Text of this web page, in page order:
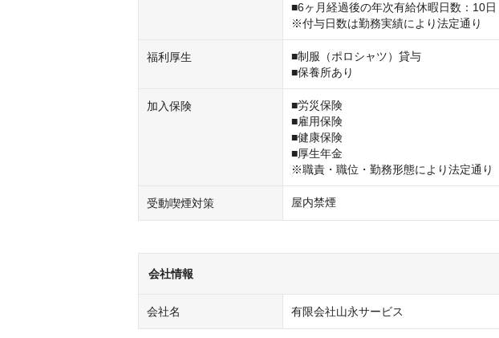
■6ヶ月経過後の年次有給休暇日数：10日
※付与日数は勤務実績により法定通り
福利厚生
■制服（ポロシャツ）貸与
■保養所あり
加入保険
■労災保険
■雇用保険
■健康保険
■厚生年金
※職責・職位・勤務形態により法定通り
受動喫煙対策 屋内禁煙
会社情報
会社名 有限会社山永サービス